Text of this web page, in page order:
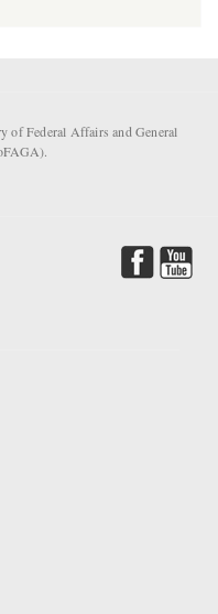
of Federal Affairs and General